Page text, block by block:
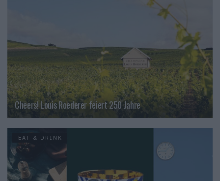
Cheers! Louis Roederer feiert 250 Jahre
EAT & DRINK